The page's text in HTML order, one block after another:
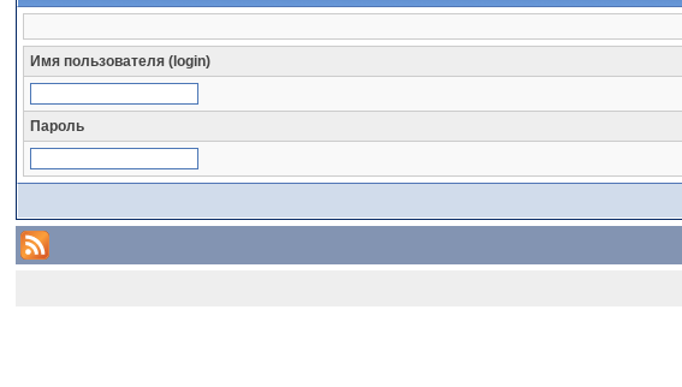
Имя пользователя (login)
Пароль